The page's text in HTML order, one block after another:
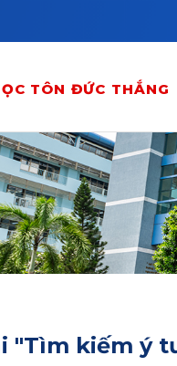
TÔN ĐỨC THẮNG
"Tìm kiếm ý